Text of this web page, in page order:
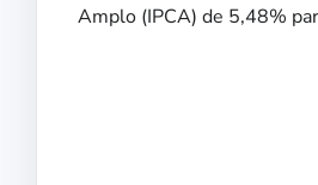
Amplo (IPCA) de 5,48%